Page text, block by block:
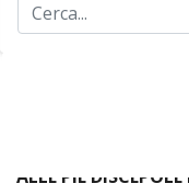
ALLE PIE